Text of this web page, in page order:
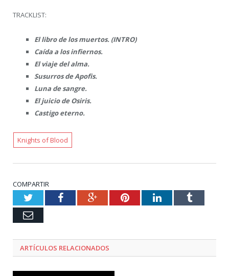
TRACKLIST:
El libro de los muertos. (INTRO)
Caída a los infiernos.
El viaje del alma.
Susurros de Apofis.
Luna de sangre.
El juicio de Osiris.
Castigo eterno.
Knights of Blood
COMPARTIR
TwitterFacebookGoogle+PinterestLinkedInTumblr
Email
ARTÍCULOS RELACIONADOS